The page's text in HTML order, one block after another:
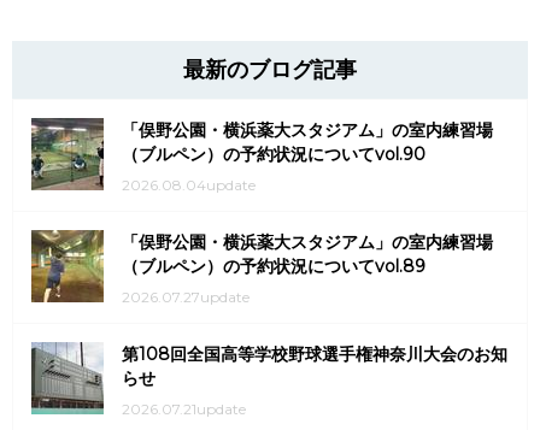
最新のブログ記事
「俣野公園・横浜薬大スタジアム」の室内練習場
（ブルペン）の予約状況についてvol.90
2026.08.04update
「俣野公園・横浜薬大スタジアム」の室内練習場
（ブルペン）の予約状況についてvol.89
2026.07.27update
第108回全国高等学校野球選手権神奈川大会のお知
らせ
2026.07.21update